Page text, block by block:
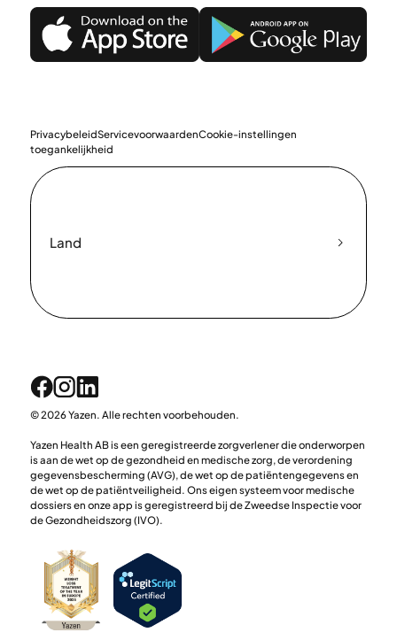
PrivacybeleidServicevoorwaardenCookie-instellingen
toegankelijkheid
Land
© 2026 Yazen. Alle rechten voorbehouden.
Yazen Health AB is een geregistreerde zorgverlener die onderworpen
is aan de wet op de gezondheid en medische zorg, de verordening
gegevensbescherming (AVG), de wet op de patiëntengegevens en
de wet op de patiëntveiligheid. Ons eigen systeem voor medische
dossiers en onze app is geregistreerd bij de Zweedse Inspectie voor
de Gezondheidszorg (IVO).